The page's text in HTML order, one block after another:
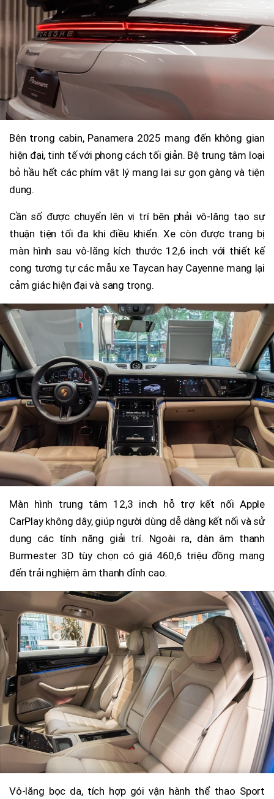
Bên trong cabin, Panamera 2025 mang đến không gian
hiện đại, tinh tế với phong cách tối giản. Bệ trung tâm loại
bỏ hầu hết các phím vật lý mang lại sự gọn gàng và tiện
dụng.
Cần số được chuyển lên vị trí bên phải vô-lăng tạo sự
thuận tiện tối đa khi điều khiển. Xe còn được trang bị
màn hình sau vô-lăng kích thước 12,6 inch với thiết kế
cong tương tự các mẫu xe Taycan hay Cayenne mang lại
cảm giác hiện đại và sang trọng.
Màn hình trung tâm 12,3 inch hỗ trợ kết nối Apple
CarPlay không dây, giúp người dùng dễ dàng kết nối và sử
dụng các tính năng giải trí. Ngoài ra, dàn âm thanh
Burmester 3D tùy chọn có giá 460,6 triệu đồng mang
đến trải nghiệm âm thanh đỉnh cao.
Vô-lăng bọc da, tích hợp gói vận hành thể thao Sport